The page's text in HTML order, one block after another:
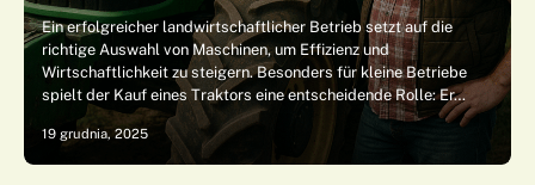
Ein erfolgreicher landwirtschaftlicher Betrieb setzt auf die
richtige Auswahl von Maschinen, um Effizienz und
Wirtschaftlichkeit zu steigern. Besonders für kleine Betriebe
spielt der Kauf eines Traktors eine entscheidende Rolle: Er…
19 grudnia, 2025